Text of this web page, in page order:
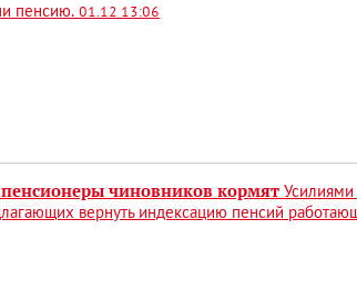
пенсию. 01.12 13:06
чиновников кормят Усилиями
вернуть индексацию пенсий